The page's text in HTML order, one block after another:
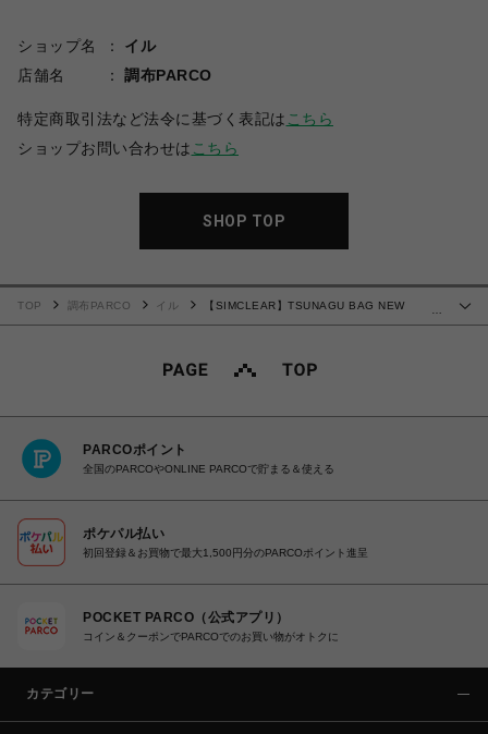
ショップ名
イル
店舗名
調布PARCO
特定商取引法など法令に基づく表記は こちら
ショップお問い合わせは こちら
SHOP TOP
…
TOP 調布PARCO イル
【SIMCLEAR】TSUNAGU BAG NEW
PARCOポイント
全国のPARCOやONLINE PARCOで貯まる＆使える
ポケパル払い
初回登録＆お買物で最大1,500円分のPARCOポイント進呈
POCKET PARCO（公式アプリ）
コイン＆クーポンでPARCOでのお買い物がオトクに
カテゴリー